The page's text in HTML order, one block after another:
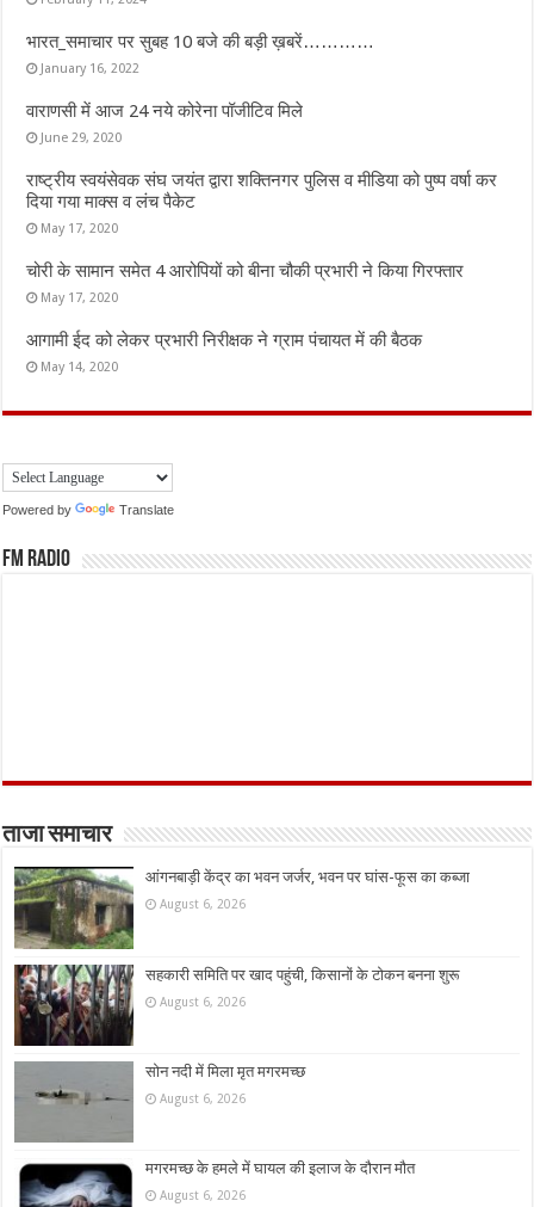
भारत_समाचार पर सुबह 10 बजे की बड़ी ख़बरें…………
January 16, 2022
वाराणसी में आज 24 नये कोरेना पॉजीटिव मिले
June 29, 2020
राष्ट्रीय स्वयंसेवक संघ जयंत द्वारा शक्तिनगर पुलिस व मीडिया को पुष्प वर्षा कर
दिया गया माक्स व लंच पैकेट
May 17, 2020
चोरी के सामान समेत 4 आरोपियों को बीना चौकी प्रभारी ने किया गिरफ्तार
May 17, 2020
आगामी ईद को लेकर प्रभारी निरीक्षक ने ग्राम पंचायत में की बैठक
May 14, 2020
Powered by Translate
FM Radio
ताजा समाचार
आंगनबाड़ी केंद्र का भवन जर्जर, भवन पर घांस-फूस का कब्जा
August 6, 2026
सहकारी समिति पर खाद पहुंची, किसानों के टोकन बनना शुरू
August 6, 2026
सोन नदी में मिला मृत मगरमच्छ
August 6, 2026
मगरमच्छ के हमले में घायल की इलाज के दौरान मौत
August 6, 2026